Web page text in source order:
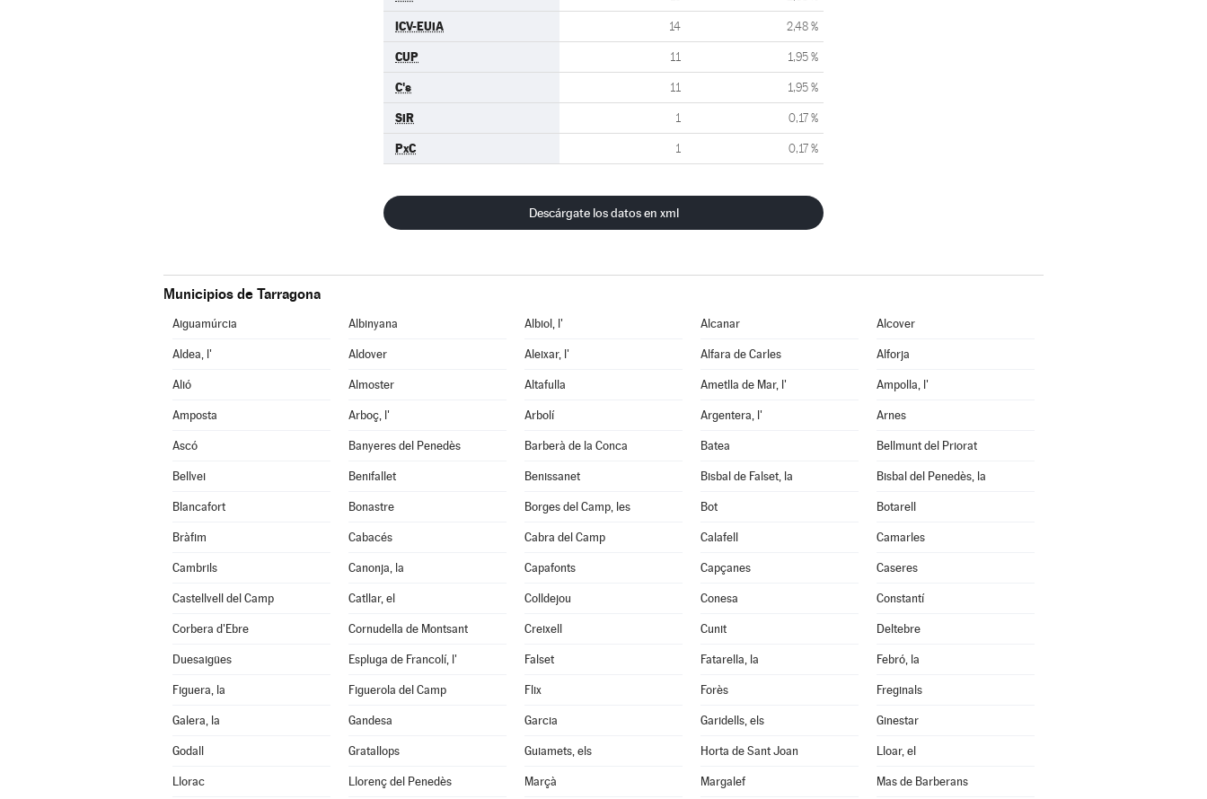
ICV-EUiA 14 2,48 %
CUP 11 1,95 %
C's 11 1,95 %
SiR 1 0,17 %
PxC 1 0,17 %
Descárgate los datos en xml
Municipios de Tarragona
Aiguamúrcia Albinyana Albiol, l' Alcanar Alcover
Aldea, l' Aldover Aleixar, l' Alfara de Carles Alforja
Alió Almoster Altafulla Ametlla de Mar, l' Ampolla, l'
Amposta Arboç, l' Arbolí Argentera, l' Arnes
Ascó Banyeres del Penedès Barberà de la Conca Batea Bellmunt del Priorat
Bellvei Benifallet Benissanet Bisbal de Falset, la Bisbal del Penedès, la
Blancafort Bonastre Borges del Camp, les Bot Botarell
Bràfim Cabacés Cabra del Camp Calafell Camarles
Cambrils Canonja, la Capafonts Capçanes Caseres
Castellvell del Camp Catllar, el Colldejou Conesa Constantí
Corbera d'Ebre Cornudella de Montsant Creixell Cunit Deltebre
Duesaigües Espluga de Francolí, l' Falset Fatarella, la Febró, la
Figuera, la Figuerola del Camp Flix Forès Freginals
Galera, la Gandesa Garcia Garidells, els Ginestar
Godall Gratallops Guiamets, els Horta de Sant Joan Lloar, el
Llorac Llorenç del Penedès Marçà Margalef Mas de Barberans